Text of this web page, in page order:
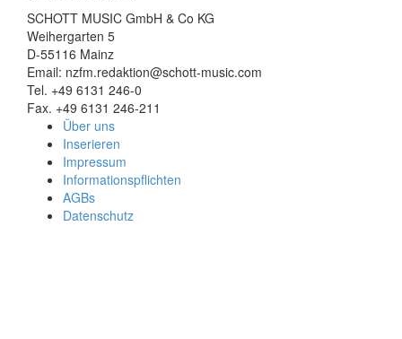
SCHOTT MUSIC GmbH & Co KG
Weihergarten 5
D-55116 Mainz
Email: nzfm.redaktion@schott-music.com
Tel. +49 6131 246-0
Fax. +49 6131 246-211
Über uns
Inserieren
Impressum
Informationspflichten
AGBs
Datenschutz